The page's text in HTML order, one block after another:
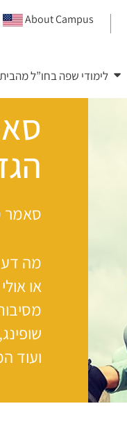
About Campus
לימודי שפה בחו”ל מהבית
סאמר
מה
או
שופינג,
ועוד